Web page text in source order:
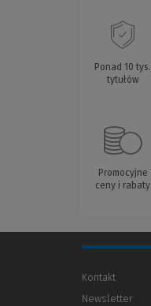
Ponad 10 tys.
tytułów
Promocyjne
ceny i rabaty
Kontakt
Newsletter